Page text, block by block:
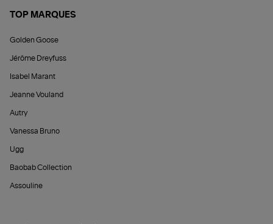
TOP MARQUES
Golden Goose
Jérôme Dreyfuss
Isabel Marant
Jeanne Vouland
Autry
Vanessa Bruno
Ugg
Baobab Collection
Assouline